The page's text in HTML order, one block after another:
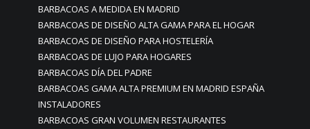
BARBACOAS A MEDIDA EN MADRID
BARBACOAS DE DISEÑO ALTA GAMA PARA EL HOGAR
BARBACOAS DE DISEÑO PARA HOSTELERÍA
BARBACOAS DE LUJO PARA HOGARES
BARBACOAS DÍA DEL PADRE
BARBACOAS GAMA ALTA PREMIUM EN MADRID ESPAÑA
INSTALADORES
BARBACOAS GRAN VOLUMEN RESTAURANTES